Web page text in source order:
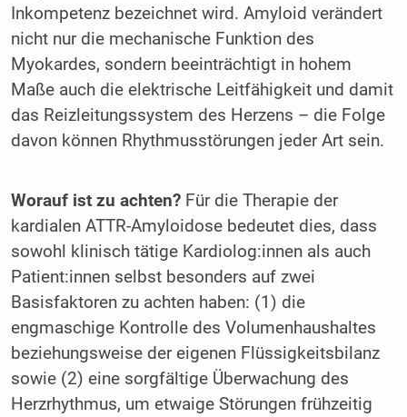
Inkompetenz bezeichnet wird. Amyloid verändert
nicht nur die mechanische Funktion des
Myokardes, sondern beeinträchtigt in hohem
Maße auch die elektrische Leitfähigkeit und damit
das Reizleitungssystem des Herzens – die Folge
davon können Rhythmusstörungen jeder Art sein.
Worauf ist zu achten? Für die Therapie der
kardialen ATTR-Amyloidose bedeutet dies, dass
sowohl klinisch tätige Kardiolog:innen als auch
Patient:innen selbst besonders auf zwei
Basisfaktoren zu achten haben: (1) die
engmaschige Kontrolle des Volumenhaushaltes
beziehungsweise der eigenen Flüssigkeitsbilanz
sowie (2) eine sorgfältige Überwachung des
Herzrhythmus, um etwaige Störungen frühzeitig